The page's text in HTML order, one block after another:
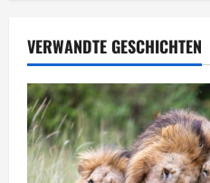
g
s
n
a
VERWANDTE GESCHICHTEN